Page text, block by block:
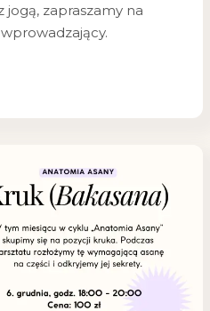
jogą, zapraszamy na